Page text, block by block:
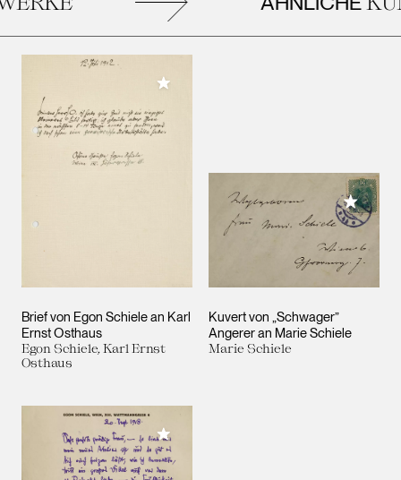
Brief von Egon Schiele an Karl
Ernst Osthaus
Egon Schiele, Karl Ernst
Osthaus
Meiner Sammlung hinzufügen
Kuvert von „Schwager”
Angerer an Marie Schiele
Marie Schiele
Meiner
Meiner Sammlung hinzufügen